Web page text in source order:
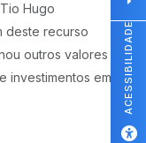
Hugo
deste recurso
outros valores
investimentos em
ACESSIBILIDADE